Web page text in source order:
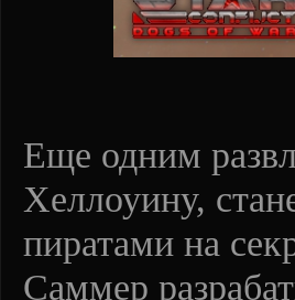
Еще одним
Хеллоуину,
пиратами на
Саммер